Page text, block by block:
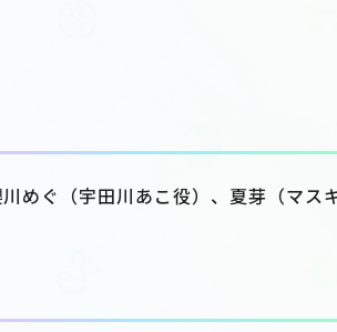
めぐ（宇田川あこ役）、夏芽（マス